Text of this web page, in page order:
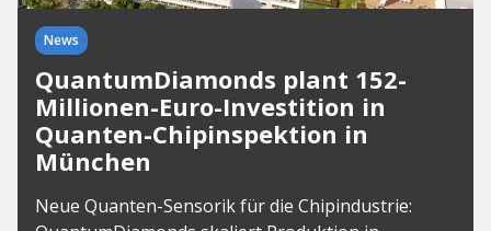
News
QuantumDiamonds plant 152-
Millionen-Euro-Investition in
Quanten-Chipinspektion in
München
Neue Quanten-Sensorik für die Chipindustrie: